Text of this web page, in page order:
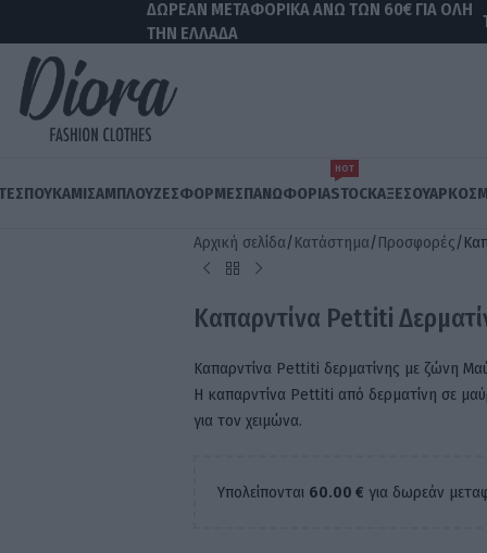
ΔΩΡΕΑΝ ΜΕΤΑΦΟΡΙΚΑ ΑΝΩ ΤΩΝ 60€ ΓΙΑ ΟΛΗ
ΤΗΝ ΕΛΛΑΔΑ
ΠΟΥΚΆΜΙΣΑΜΠΛΟΎΖΕΣΦΟΡΜΈΣΠΑΝΩΦΌΡΙΑSTOCK
ΗΟΤ
AΞΕΣΟΥΆΡ
Αρχική σελίδα Κατάστημα Προσφορές
Καπαρντίνα Pettiti
Καπαρντίνα Pettiti δερματίνης με ζώνη
Η καπαρντίνα Pettiti από δερματίνη σε
για τον χειμώνα.
Υπολείπονται 60.00 € για δωρεάν